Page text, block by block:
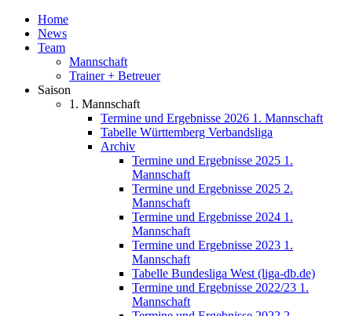
Home
News
Team
Mannschaft
Trainer + Betreuer
Saison
1. Mannschaft
Termine und Ergebnisse 2026 1. Mannschaft
Tabelle Württemberg Verbandsliga
Archiv
Termine und Ergebnisse 2025 1.
Mannschaft
Termine und Ergebnisse 2025 2.
Mannschaft
Termine und Ergebnisse 2024 1.
Mannschaft
Termine und Ergebnisse 2023 1.
Mannschaft
Tabelle Bundesliga West (liga-db.de)
Termine und Ergebnisse 2022/23 1.
Mannschaft